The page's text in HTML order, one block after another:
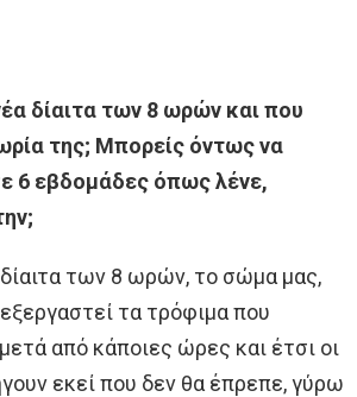
δίαιτα των 8 ωρών και που
της; Μπορείς όντως να
6 εβδομάδες όπως λένε,
των 8 ωρών, το σώμα μας,
τα τρόφιμα που
από κάποιες ώρες και έτσι οι
εκεί που δεν θα έπρεπε, γύρω